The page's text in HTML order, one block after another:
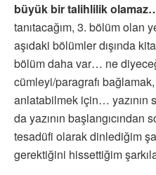
büyük bir talihlilik
tanıtacağım, 3. bölüm olan
aşıdaki bölümler dışında
bölüm daha var… ne
cümleyi/paragrafı
anlatabilmek için… yazının
da yazının başlangıcından
tesadüfi olarak dinlediğim
gerektiğini hissettiğim